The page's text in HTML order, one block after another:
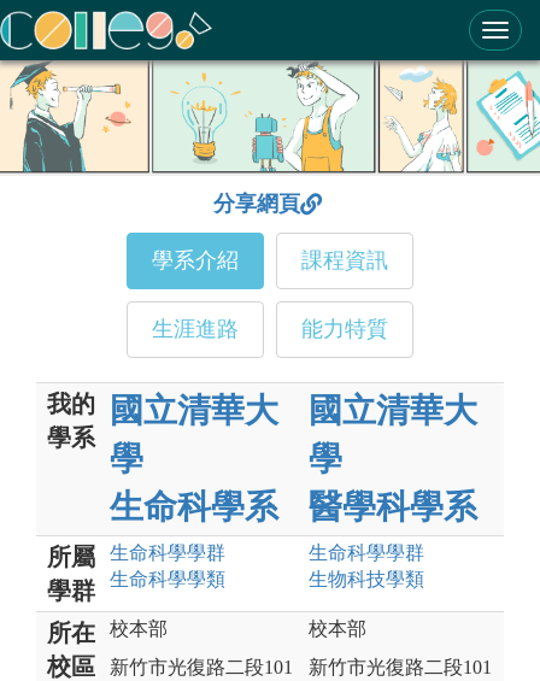
ColleGo! 大學選才與高中育才輔助系統
分享網頁
學系介紹 課程資訊
生涯進路 能力特質
我的
學系
國立清華大
學
生命科學系
國立清華大
學
醫學科學系
所屬
學群
生命科學學群
生命科學學類
生命科學學群
生物科技學類
所在
校區
校本部
新竹市光復路二段101
校本部
新竹市光復路二段101